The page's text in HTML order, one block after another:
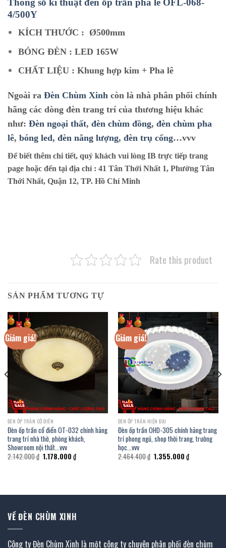
4/500Y
KÍCH THƯỚC : Ø500mm
BÓNG ĐÈN : LED 165W
CHẤT LIỆU : Khung hợp kim + Pha lê
Ngoài ra Đèn Chùm Xinh còn là nhà phân phối chính
hãng các dòng đèn trang trí của thương hiệu khác
như: Đèn ngoại thất, đèn chùm đồng, đèn chùm pha
lê, bóng led, đèn năng lượng, đèn trụ cổng…vvv
Để biết thêm chi tiết, quý khách vui lòng IB trực tiếp trang
page hoặc đến tại địa chỉ : 41 Tân Thới Nhất 1, Phường Tân
Thới Nhất, Quận 12, TP. Hồ Chí Minh
Rate this product
SẢN PHẨM TƯƠNG TỰ
Giảm giá!
ĐÈN ỐP TRẦN CỔ ĐIỂN
Đèn ốp trần cổ điển OT-032 chính hãng
trang trí nhà thờ, phòng khách,
Showroom nội thất…vvv
2.142.000₫ Giá
gốc
1.178.000 ₫Giá
hiện
Giảm giá!
ĐÈN ỐP TRẦN HIỆN ĐẠI
Đèn ốp trần OHD-305 chính hãng trang
trí phong ngủ, shop thời trang, trường
học…vvv
2.464.400₫ Giá
gốc
1.355.000 ₫Giá
hiện
VỀ ĐÈN CHÙM XINH
Công ty Đèn Chùm Xinh là một công ty chuyên phân phối đèn chùm